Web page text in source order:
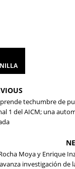
techumbre de
1 del AICM; una
Moya y Enrique
investigación de